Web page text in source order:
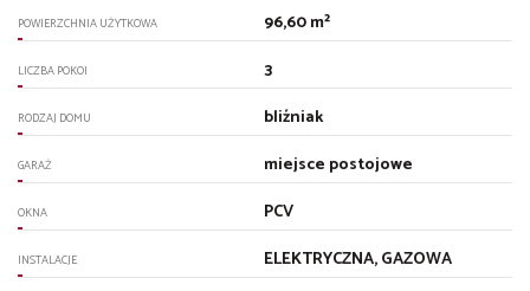
POWIERZCHNIA UŻYTKOWA 96,60 m²
LICZBA POKOI 3
RODZAJ DOMU bliźniak
GARAŻ miejsce postojowe
OKNA PCV
INSTALACJE ELEKTRYCZNA, GAZOWA